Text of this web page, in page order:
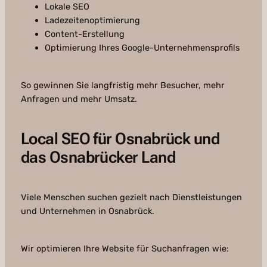
Lokale SEO
Ladezeitenoptimierung
Content-Erstellung
Optimierung Ihres Google-Unternehmensprofils
So gewinnen Sie langfristig mehr Besucher, mehr
Anfragen und mehr Umsatz.
Local SEO für Osnabrück und
das Osnabrücker Land
Viele Menschen suchen gezielt nach Dienstleistungen
und Unternehmen in Osnabrück.
Wir optimieren Ihre Website für Suchanfragen wie: